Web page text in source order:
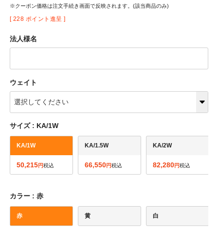
※クーポン価格は注文手続き画面で反映されます。(該当商品のみ)
[ 228 ポイント進呈 ]
法人様名
ウェイト
サイズ KA/1W
KA/1W
50,215 税込
KA/1.5W
66,550 税込
KA/2W
82,280 税込
カラー 赤
赤 黄 白